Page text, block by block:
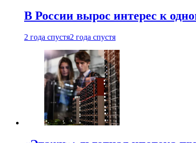
В России вырос интерес к
2 года спустя2 года спустя